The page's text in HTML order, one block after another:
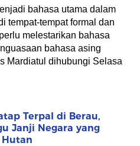
bahasa utama dalam
tempat-tempat formal dan
melestarikan bahasa
bahasa asing
Mardiatul dihubungi Selasa
Terpal di Berau,
Janji Negara yang
Hutan